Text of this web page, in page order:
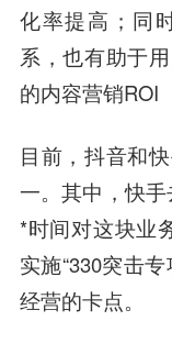
化率提高；同
系，也有助于
的内容营销ROI
目前，抖音和
一。其中，快手
*时间对这块业
实施“330突击
经营的卡点。